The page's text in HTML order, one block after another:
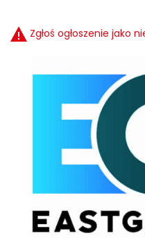
Zgłoś ogłoszenie jako